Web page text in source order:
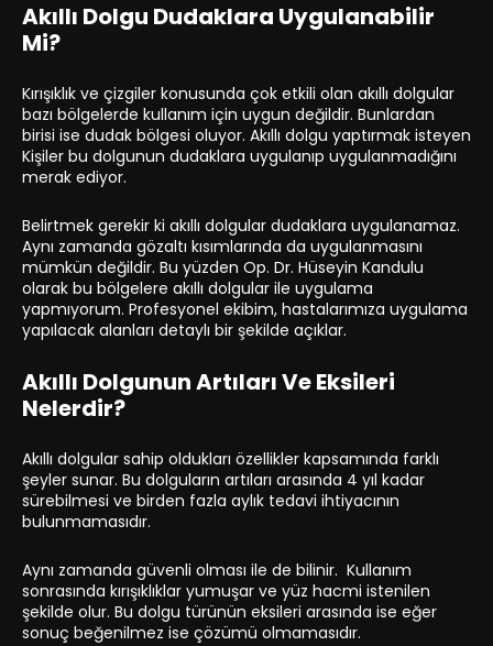
Akıllı Dolgu Dudaklara Uygulanabilir
Mi?
Kırışıklık ve çizgiler konusunda çok etkili olan akıllı dolgular
bazı bölgelerde kullanım için uygun değildir. Bunlardan
birisi ise dudak bölgesi oluyor. Akıllı dolgu yaptırmak isteyen
Kişiler bu dolgunun dudaklara uygulanıp uygulanmadığını
merak ediyor.
Belirtmek gerekir ki akıllı dolgular dudaklara uygulanamaz.
Aynı zamanda gözaltı kısımlarında da uygulanmasını
mümkün değildir. Bu yüzden Op. Dr. Hüseyin Kandulu
olarak bu bölgelere akıllı dolgular ile uygulama
yapmıyorum. Profesyonel ekibim, hastalarımıza uygulama
yapılacak alanları detaylı bir şekilde açıklar.
Akıllı Dolgunun Artıları Ve Eksileri
Nelerdir?
Akıllı dolgular sahip oldukları özellikler kapsamında farklı
şeyler sunar. Bu dolguların artıları arasında 4 yıl kadar
sürebilmesi ve birden fazla aylık tedavi ihtiyacının
bulunmamasıdır.
Aynı zamanda güvenli olması ile de bilinir. Kullanım
sonrasında kırışıklıklar yumuşar ve yüz hacmi istenilen
şekilde olur. Bu dolgu türünün eksileri arasında ise eğer
sonuç beğenilmez ise çözümü olmamasıdır.